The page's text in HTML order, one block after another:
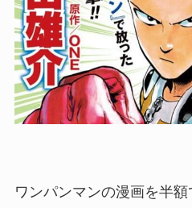
ワンパンマンの漫画を半